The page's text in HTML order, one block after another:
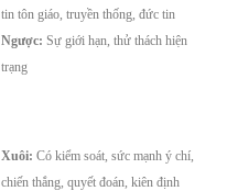
tin tôn giáo, truyền thống, đức tin
Ngược: Sự giới hạn, thử thách hiện
trạng
Xuôi: Có kiểm soát, sức mạnh ý chí,
chiến thắng, quyết đoán, kiên định